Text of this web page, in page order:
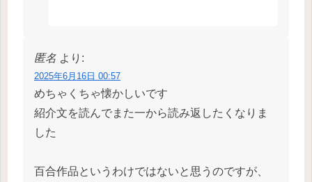
匿名 より:
2025年6月16日 00:57
めちゃくちゃ懐かしいです
紹介文を読んでまた一から読み返したくなりま
した
百合作品というわけではないと思うのですが、